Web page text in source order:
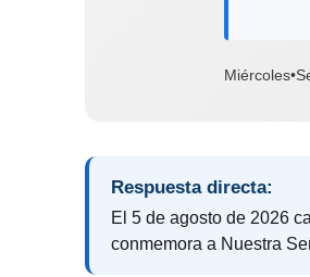
Miércoles•
Respuesta directa:
El 5 de agosto de 2026
conmemora a Nuestra